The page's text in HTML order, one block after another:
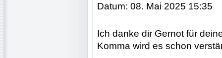
Datum: 08. Mai 2025 15:35
Ich danke dir Gernot für
Komma wird es schon